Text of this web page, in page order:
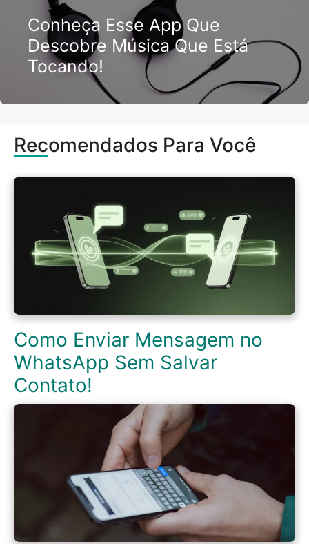
Conheça Esse App Que
Descobre Música Que Está
Tocando!
Recomendados Para Você
Como Enviar Mensagem no
WhatsApp Sem Salvar
Contato!